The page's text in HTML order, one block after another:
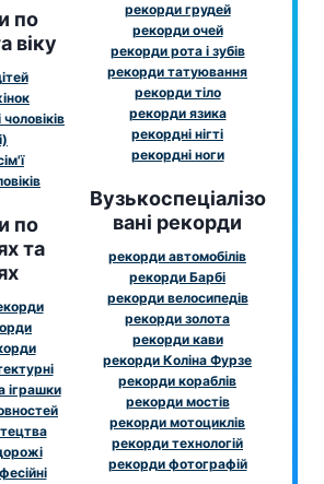
по
віку
по
та
іграшки
рекорди грудей
рекорди очей
рекорди рота і зубів
рекорди татуювання
рекорди тіло
рекорди язика
рекордні нігті
рекордні ноги
Вузькоспеціалізо
вані рекорди
рекорди автомобілів
рекорди Барбі
рекорди велосипедів
рекорди золота
рекорди кави
рекорди Коліна Фурзе
рекорди кораблів
рекорди мостів
рекорди мотоциклів
рекорди технологій
рекорди фотографій